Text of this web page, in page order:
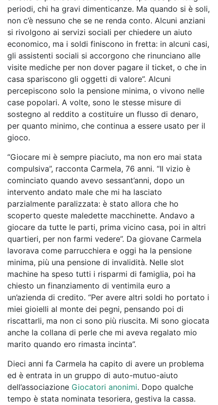
periodi, chi ha gravi dimenticanze. Ma quando si è soli,
non c’è nessuno che se ne renda conto. Alcuni anziani
si rivolgono ai servizi sociali per chiedere un aiuto
economico, ma i soldi finiscono in fretta: in alcuni casi,
gli assistenti sociali si accorgono che rinunciano alle
visite mediche per non dover pagare il ticket, o che in
casa spariscono gli oggetti di valore”. Alcuni
percepiscono solo la pensione minima, o vivono nelle
case popolari. A volte, sono le stesse misure di
sostegno al reddito a costituire un flusso di denaro,
per quanto minimo, che continua a essere usato per il
gioco.
“Giocare mi è sempre piaciuto, ma non ero mai stata
compulsiva”, racconta Carmela, 76 anni. “Il vizio è
cominciato quando avevo sessant’anni, dopo un
intervento andato male che mi ha lasciato
parzialmente paralizzata: è stato allora che ho
scoperto queste maledette macchinette. Andavo a
giocare da tutte le parti, prima vicino casa, poi in altri
quartieri, per non farmi vedere”. Da giovane Carmela
lavorava come parrucchiera e oggi ha la pensione
minima, più una pensione di invalidità. Nelle slot
machine ha speso tutti i risparmi di famiglia, poi ha
chiesto un finanziamento di ventimila euro a
un’azienda di credito. “Per avere altri soldi ho portato i
miei gioielli al monte dei pegni, pensando poi di
riscattarli, ma non ci sono più riuscita. Mi sono giocata
anche la collana di perle che mi aveva regalato mio
marito quando ero rimasta incinta”.
Dieci anni fa Carmela ha capito di avere un problema
ed è entrata in un gruppo di auto-mutuo-aiuto
dell’associazione Giocatori anonimi. Dopo qualche
tempo è stata nominata tesoriera, gestiva la cassa.